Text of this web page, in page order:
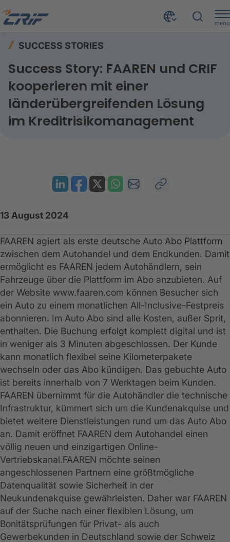
menu
SUCCESS STORIES
Success Story: FAAREN und CRIF
kooperieren mit einer
länderübergreifenden Lösung
im Kreditrisikomanagement
13 August 2024
FAAREN agiert als erste deutsche Auto Abo Plattform
zwischen dem Autohandel und dem Endkunden. Damit
ermöglicht es FAAREN jedem Autohändlern, sein
Fahrzeuge über die Plattform im Abo anzubieten. Auf
der Website www.faaren.com können Besucher sich
ein Auto zu einem monatlichen All-Inclusive-Festpreis
abonnieren. Im Auto Abo sind alle Kosten, außer Sprit,
enthalten. Die Buchung erfolgt komplett digital und ist
in weniger als 3 Minuten abgeschlossen. Der Kunde
kann monatlich flexibel seine Kilometerpakete
wechseln oder das Abo kündigen. Das gebuchte Auto
ist bereits innerhalb von 7 Werktagen beim Kunden.
FAAREN übernimmt für die Autohändler die technische
Infrastruktur, kümmert sich um die Kundenakquise und
bietet weitere Dienstleistungen rund um das Auto Abo
an. Damit eröffnet FAAREN dem Autohandel einen
völlig neuen und einzigartigen Online-
Vertriebskanal.FAAREN möchte seinen
angeschlossenen Partnern eine größtmögliche
Datenqualität sowie Sicherheit in der
Neukundenakquise gewährleisten. Daher war FAAREN
auf der Suche nach einer flexiblen Lösung, um
Bonitätsprüfungen für Privat- als auch
Gewerbekunden in Deutschland sowie der Schweiz